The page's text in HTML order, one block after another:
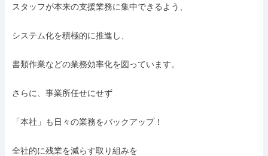
スタッフが本来の支援業務に集中できるよう、
システム化を積極的に推進し、
書類作業などの業務効率化を図っています。
さらに、事業所任せにせず
「本社」も日々の業務をバックアップ！
全社的に残業を減らす取り組みを